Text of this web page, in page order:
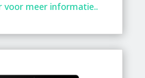
voor meer informatie..